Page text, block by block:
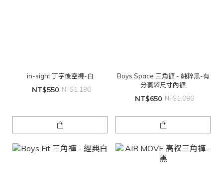
in-sight 丁字後空褲-白
NT$550 NT$1,190
Boys Space 三角褲 - 純粹黑-有
分囊袋尺寸內褲
NT$650 NT$1,090